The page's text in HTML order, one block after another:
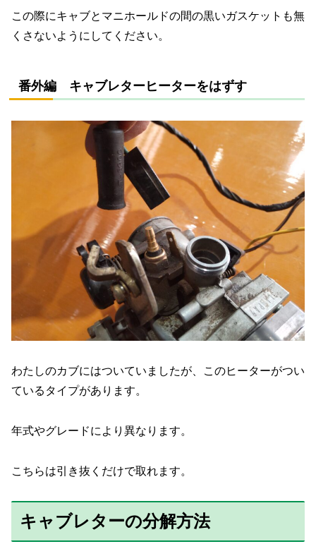
この際にキャブとマニホールドの間の黒いガスケットも無
くさないようにしてください。
番外編 キャブレターヒーターをはずす
わたしのカブにはついていましたが、このヒーターがつい
ているタイプがあります。
年式やグレードにより異なります。
こちらは引き抜くだけで取れます。
キャブレターの分解方法